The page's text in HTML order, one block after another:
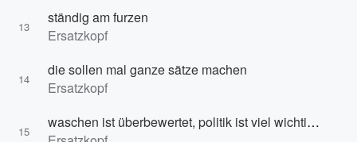
13
ständig am furzen
Ersatzkopf
14
die sollen mal ganze sätze machen
Ersatzkopf
15
waschen ist überbewertet, politik ist viel wichtiger oderso